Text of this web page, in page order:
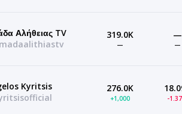
Αλήθειας TV
319.0K
—
—
—
Kyritsis
276.0K
+1,000 -